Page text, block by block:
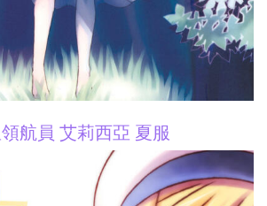
航員 艾莉西亞 夏服